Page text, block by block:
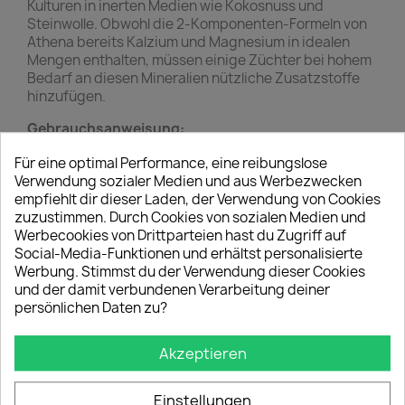
Kulturen in inerten Medien wie Kokosnuss und
Steinwolle. Obwohl die 2-Komponenten-Formeln von
Athena bereits Kalzium und Magnesium in idealen
Mengen enthalten, müssen einige Züchter bei hohem
Bedarf an diesen Mineralien nützliche Zusatzstoffe
hinzufügen.
Gebrauchsanweisung:
Mischen Sie in allen Phasen je nach Bedarf 2,5 ml
pro 3,75 Liter Wasser.
Spezifische Empfehlungen finden Sie in den
Ernährungsprogrammen.
Tipps zur Anwendung:
Vor jedem Gebrauch gut schütteln.
Verwenden Sie saubere Messwerkzeuge.
Ideal für Hydrokultursysteme, insbesondere mit
inerten Medien und Umkehrosmosewasser (RO).
Überwachen Sie den EC-Wert regelmäßig und
passen Sie ihn je nach Pflanzenbedarf und
Wachstumsstadium an.
Für eine optimal Performance, eine reibungslose
Verwendung sozialer Medien und aus Werbezwecken
empfiehlt dir dieser Laden, der Verwendung von Cookies
zuzustimmen. Durch Cookies von sozialen Medien und
Werbecookies von Drittparteien hast du Zugriff auf
Social-Media-Funktionen und erhältst personalisierte
Werbung. Stimmst du der Verwendung dieser Cookies
und der damit verbundenen Verarbeitung deiner
persönlichen Daten zu?
Akzeptieren
Einstellungen